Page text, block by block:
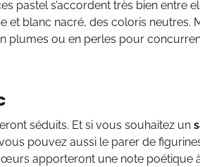
pastel s’accordent très bien entre
et blanc nacré, des coloris neutres.
plumes ou en perles pour
séduits. Et si vous souhaitez un
pouvez aussi le parer de
apporteront une note poétique à